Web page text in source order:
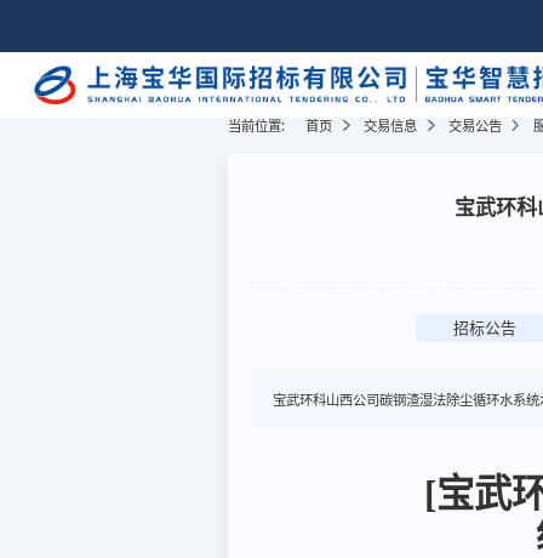
当前位置: 首页 交易信息 交易公告
宝武环
招标公告
宝武环科山西公司碳钢渣湿法除尘循环水系
[宝武